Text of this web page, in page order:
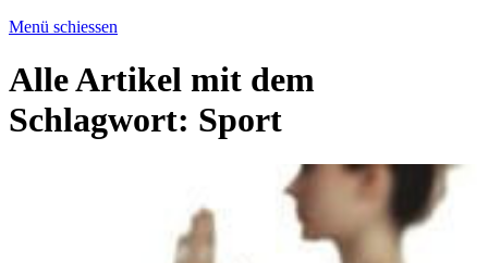
Menü schiessen
Alle Artikel mit dem
Schlagwort: Sport